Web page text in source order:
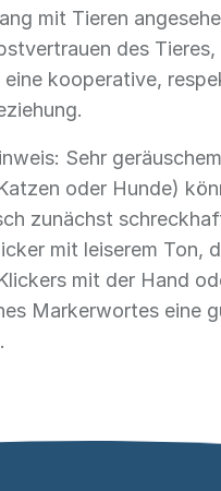
mit Tieren
des Tieres,
eine kooperative,
Sehr
oder Hunde)
zunächst
mit leiserem Ton,
mit der Hand
Markerwortes eine